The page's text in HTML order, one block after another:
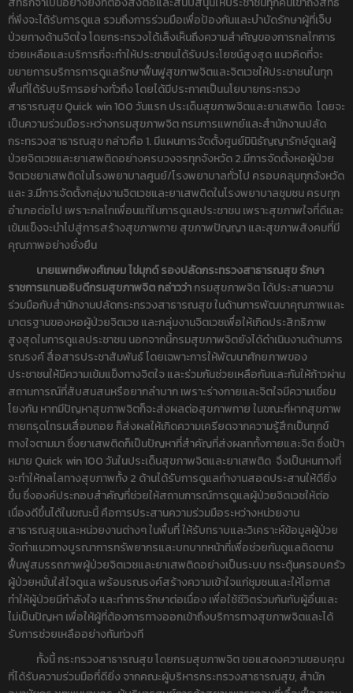
ที่พึงจะได้รับการดูแล รวมถึงการร่วมมือเพื่อป้องกันและบำบัดรักษาผู้ที่เจ็บ
ป่วยทางด้านจิตใจ โดยกระทรวงได้เล็งเห็นถึงความสำคัญของการกลไกการ
ช่วยเหลือและบริการที่จะทำให้ประชาชนได้รับประโยชน์สูงสุด แนวคิดที่จะ
ขยายการบริการการดูแลรักษาฟื้นฟูสุขภาพจิตและจิตเวชให้ประชาชนในทุก
พื้นที่ได้รับบริการอย่างทั่วถึง โดยได้มีประกาศเป็นนโยบายกระทรวง
สาธารณสุข Quick win 100 วันแรก ประเด็นสุขภาพจิตและยาเสพติด โดยจะ
เป็นความร่วมมือระหว่างกรมสุขภาพจิต กรมการแพทย์และสำนักงานปลัด
กระทรวงสาธารณสุข กล่าวคือ 1. มีแผนการจัดตั้งศูนย์มินิธัญญารักษ์ดูแลผู้
ป่วยจิตเวชและยาเสพติดอย่างครบวงจรทุกจังหวัด 2.มีการจัดตั้งหอผู้ป่วย
จิตเวชยาเสพติดในโรงพยาบาลศูนย์/โรงพยาบาลทั่วไป ครอบคลุมทุกจังหวัด
และ 3.มีการจัดตั้งกลุ่มงานจิตเวชและยาเสพติดในโรงพยาบาลชุมชน ครบทุก
อำเภอต่อไป เพราะกลไกเพื่อนแท้ในการดูแลประชาชน เพราะสุขภาพใจที่ดีและ
เข้มแข็งจะนำไปสู่การสร้างสุขภาพกาย สุขภาพปัญญา และสุขภาพสังคมที่มี
คุณภาพอย่างยั่งยืน
นายแพทย์พงศ์เกษม ไข่มุกด์ รองปลัดกระทรวงสาธารณสุข รักษา
ราชการแทนอธิบดีกรมสุขภาพจิต กล่าวว่ากรมสุขภาพจิต ได้ประสานความ
ร่วมมือกับสำนักงานปลัดกระทรวงสาธารณสุข ในด้านการพัฒนาคุณภาพและ
มาตรฐานของหอผู้ป่วยจิตเวช และกลุ่มงานจิตเวชเพื่อให้เกิดประสิทธิภาพ
สูงสุดในการดูแลประชาชน นอกจากนี้กรมสุขภาพจิตยังได้ดำเนินงานด้านการ
รณรงค์ สื่อสารประชาสัมพันธ์ โดยเฉพาะการให้พัฒนาศักยภาพของ
ประชาชนให้มีความเข้มแข็งทางจิตใจ และร่วมกันช่วยเหลือกันและกันให้ก้าวผ่าน
สถานการณ์ที่สับสนสนหรือยากลำบาก เพราะร่างกายและจิตใจมีความเชื่อม
โยงกัน หากมีปัญหาสุขภาพจิตก็จะส่งผลต่อสุขภาพกาย ในขณะที่หากสุขภาพ
กายทรุดโทรมเสื่อมถอย ก็ส่งผลให้เกิดความเครียดจากความรู้สึกเป็นทุกข์
ทางใจตามมา ซึ่งยาเสพติดก็เป็นปัญหาที่สำคัญที่ส่งผลททั้งกายและจิต ซึ่งเป้า
หมาย Quick win 100 วันในประเด็นสุขภาพจิตและยาเสพติด จึงเป็นหนทางที่
จะทำให้กลไลทางสุขภาพทั้ง 2 ด้านได้รับการดูแลทำงานสอดประสานให้ดียิ่ง
ขึ้น ซึ่งองค์ประกอบสำคัญที่ช่วยให้สถานการณ์การดูแลผู้ป่วยจิตเวชให้ต่อ
เนื่องดีขึ้นได้ในขณะนี้ คือการประสานความร่วมมือระหว่างหน่วยงาน
สาธารณสุขและหน่วยงานต่างๆ ในพื้นที่ ให้รับทราบและวิเคราะห์ข้อมูลผู้ป่วย
จัดทำแนวทางบูรณาการทรัพยากรและบทบาทหน้าที่เพื่อช่วยกันดูแลติดตาม
ฟื้นฟูสมรรถภาพผู้ป่วยจิตเวชและยาเสพติดอย่างเป็นระบบ กระตุ้นครอบครัว
ผู้ป่วยหมั่นใส่ใจดูแล พร้อมรณรงค์สร้างความเข้าใจแก่ชุมชนและให้โอกาส
ทำให้ผู้ป่วยมีกำลังใจ และทำการรักษาต่อเนื่อง เพื่อใช้ชีวิตร่วมกันกับผู้อื่นและ
ไม่เป็นปัญหา เพื่อให้ผู้ที่ต้องการทางออกเข้าถึงบริการทางสุขภาพจิตและได้
รับการช่วยเหลืออย่างทันท่วงที
ทั้งนี้ กระทรวงสาธารณสุข โดยกรมสุขภาพจิต ขอแสดงความขอบคุณ
ที่ได้รับความร่วมมือที่ดียิ่ง จากคณะผู้บริหารกระทรวงสาธารณสุข, สำนัก